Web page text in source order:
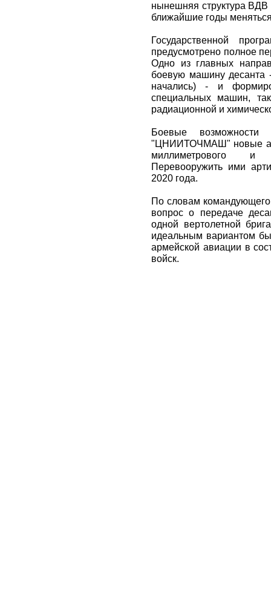
нынешняя структура ВДВ
ближайшие годы меняться
Государственной
предусмотрено полное
Одно из главных
боевую машину десанта
начались) - и
специальных машин,
радиационной и
Боевые возможности
"ЦНИИТОЧМАШ" новые
миллиметрового и
Перевооружить ими
2020 года.
По словам
вопрос о передаче
одной вертолетной
идеальным вариантом
армейской авиации в
войск.